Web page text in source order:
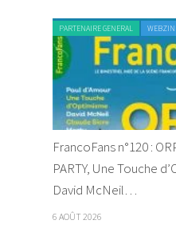
PARTENAIRE GENERAL
FrancoFans n°120 :
PARTY, Une Touche
David McNeil…
6 AOÛT 2026